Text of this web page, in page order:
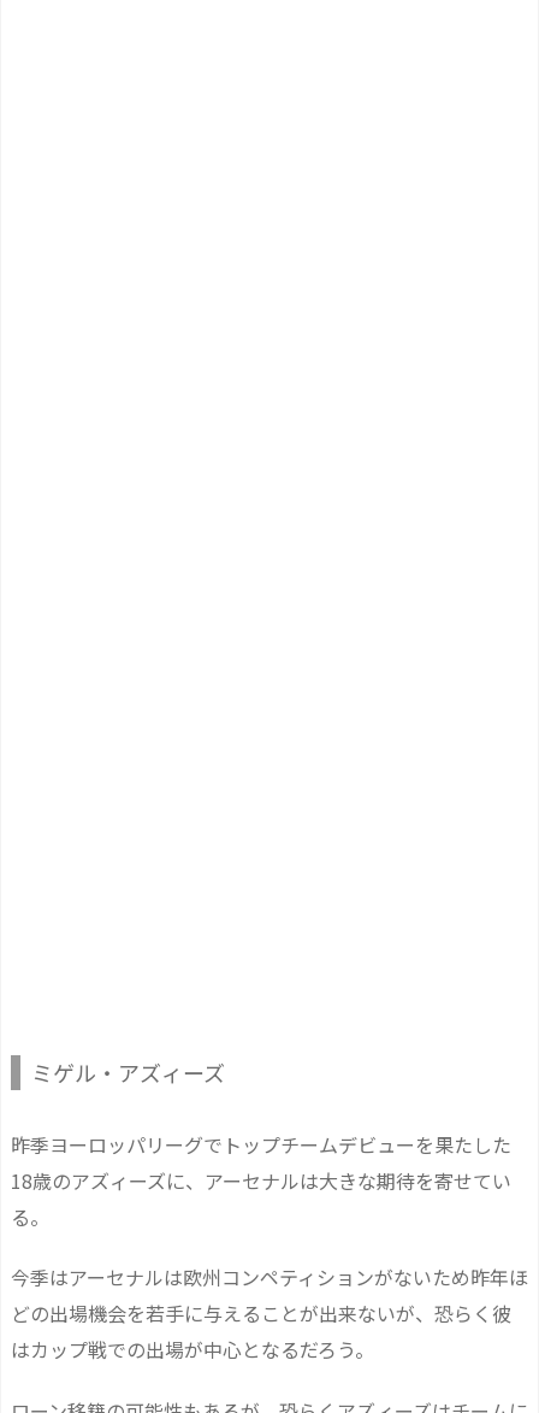
ミゲル・アズィーズ
昨季ヨーロッパリーグでトップチームデビューを果たした
18歳のアズィーズに、アーセナルは大きな期待を寄せてい
る。
今季はアーセナルは欧州コンペティションがないため昨年ほ
どの出場機会を若手に与えることが出来ないが、恐らく彼
はカップ戦での出場が中心となるだろう。